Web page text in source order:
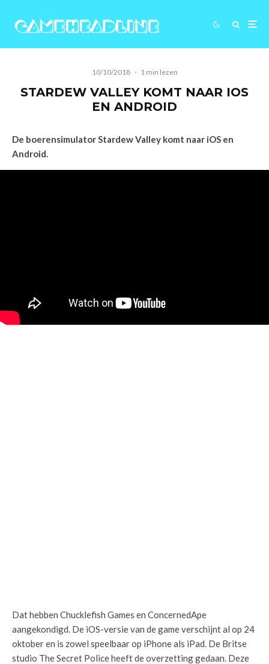
10/10/2018 · 1 min lezen
STARDEW VALLEY KOMT NAAR IOS
EN ANDROID
De boerensimulator Stardew Valley komt naar iOS en
Android.
Dat hebben Chucklefish Games en ConcernedApe
aangekondigd. De iOS-versie van de game verschijnt al op 24
oktober en is zowel speelbaar op iPhone als iPad. De Britse
studio The Secret Police heeft de overzetting gedaan. Deze